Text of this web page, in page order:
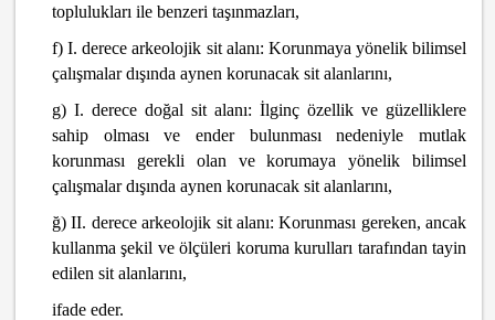
toplulukları ile benzeri taşınmazları,
f) I. derece arkeolojik sit alanı: Korunmaya yönelik bilimsel
çalışmalar dışında aynen korunacak sit alanlarını,
g) I. derece doğal sit alanı: İlginç özellik ve güzelliklere
sahip olması ve ender bulunması nedeniyle mutlak
korunması gerekli olan ve korumaya yönelik bilimsel
çalışmalar dışında aynen korunacak sit alanlarını,
ğ) II. derece arkeolojik sit alanı: Korunması gereken, ancak
kullanma şekil ve ölçüleri koruma kurulları tarafından tayin
edilen sit alanlarını,
ifade eder.